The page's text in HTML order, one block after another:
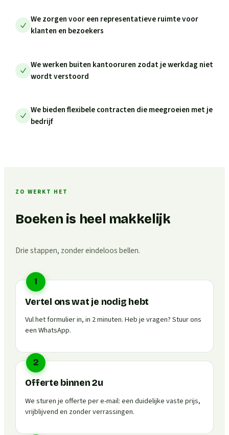
We zorgen voor een representatieve ruimte voor
klanten en bezoekers
We werken buiten kantooruren zodat je werkdag niet
wordt verstoord
We bieden flexibele contracten die meegroeien met je
bedrijf
ZO WERKT HET
Boeken is heel makkelijk
Drie stappen, zonder eindeloos bellen.
1
Vertel ons wat je nodig hebt
Vul het formulier in, in 2 minuten. Heb je vragen? Stuur ons
een WhatsApp.
2
Offerte binnen 2u
We sturen je offerte per e-mail: een duidelijke vaste prijs,
vrijblijvend en zonder verrassingen.